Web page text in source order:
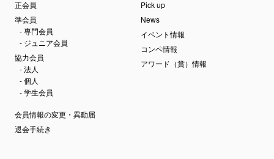
正会員
準会員
- 専門会員
- ジュニア会員
協力会員
- 法人
- 個人
- 学生会員
会員情報の変更・異動届
退会手続き
Pick up
News
イベント情報
コンペ情報
アワード（賞）情報